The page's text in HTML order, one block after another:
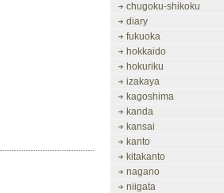
chugoku-shikoku
diary
fukuoka
hokkaido
hokuriku
izakaya
kagoshima
kanda
kansai
kanto
kitakanto
nagano
niigata